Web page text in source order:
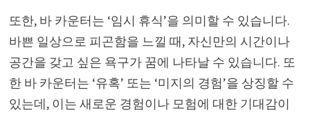
또한, 바 카운터는 ‘임시 휴식’을 의미할 수 있습니다.
바쁜 일상으로 피곤함을 느낄 때, 자신만의 시간이나
공간을 갖고 싶은 욕구가 꿈에 나타날 수 있습니다. 또
한 바 카운터는 ‘유혹’ 또는 ‘미지의 경험’을 상징할 수
있는데, 이는 새로운 경험이나 모험에 대한 기대감이